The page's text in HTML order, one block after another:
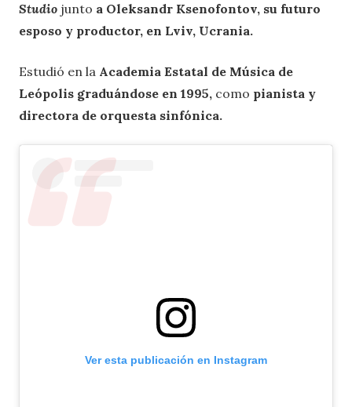
Studio junto a Oleksandr Ksenofontov, su futuro
esposo y productor, en Lviv, Ucrania.
Estudió en la Academia Estatal de Música de
Leópolis graduándose en 1995, como pianista y
directora de orquesta sinfónica.
Ver esta publicación en Instagram